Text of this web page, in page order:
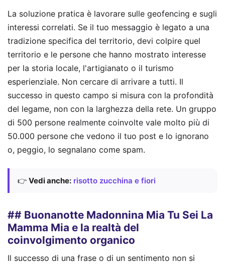
La soluzione pratica è lavorare sulle geofencing e sugli
interessi correlati. Se il tuo messaggio è legato a una
tradizione specifica del territorio, devi colpire quel
territorio e le persone che hanno mostrato interesse
per la storia locale, l'artigianato o il turismo
esperienziale. Non cercare di arrivare a tutti. Il
successo in questo campo si misura con la profondità
del legame, non con la larghezza della rete. Un gruppo
di 500 persone realmente coinvolte vale molto più di
50.000 persone che vedono il tuo post e lo ignorano
o, peggio, lo segnalano come spam.
👉 Vedi anche: risotto zucchina e fiori
## Buonanotte Madonnina Mia Tu Sei La
Mamma Mia e la realtà del
coinvolgimento organico
Il successo di una frase o di un sentimento non si